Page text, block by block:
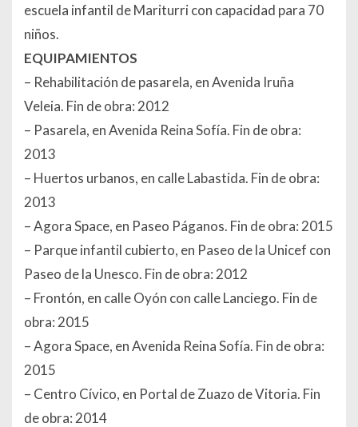
escuela infantil de Mariturri con capacidad para 70
niños.
EQUIPAMIENTOS
– Rehabilitación de pasarela, en Avenida Iruña
Veleia. Fin de obra: 2012
– Pasarela, en Avenida Reina Sofía. Fin de obra:
2013
– Huertos urbanos, en calle Labastida. Fin de obra:
2013
– Agora Space, en Paseo Páganos. Fin de obra: 2015
– Parque infantil cubierto, en Paseo de la Unicef con
Paseo de la Unesco. Fin de obra: 2012
– Frontón, en calle Oyón con calle Lanciego. Fin de
obra: 2015
– Agora Space, en Avenida Reina Sofía. Fin de obra:
2015
– Centro Cívico, en Portal de Zuazo de Vitoria. Fin
de obra: 2014